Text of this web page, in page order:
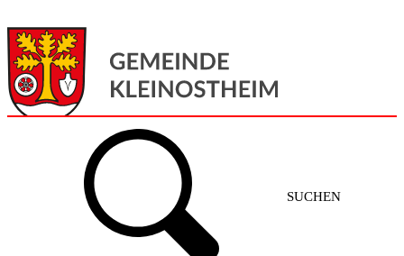
SUCHEN
Gemeinde + Service